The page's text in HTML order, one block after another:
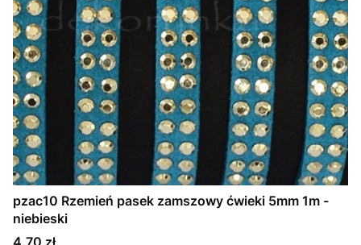
pzac10 Rzemień pasek zamszowy ćwieki 5mm 1m -
niebieski
Cena